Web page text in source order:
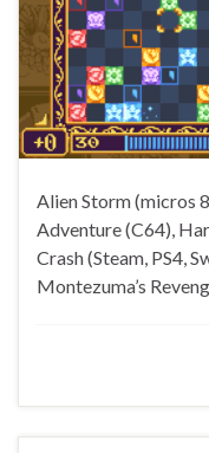
Alien Storm (micros
Adventure (C64),
Crash (Steam, PS4,
Montezuma’s